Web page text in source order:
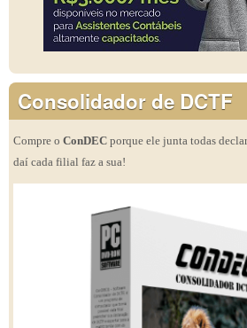
Consolidador de DCTF
Compre o ConDEC porque ele junta todas
daí cada filial faz a sua!